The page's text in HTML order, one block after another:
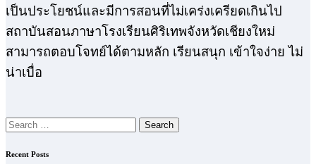
เป็นประโยชน์และมีการสอนที่ไม่เคร่งเครียดเกินไป
สถาบันสอนภาษาโรงเรียนศิริเทพจังหวัดเชียงใหม่
สามารถตอบโจทย์ได้ตามหลัก เรียนสนุก เข้าใจง่าย ไม่
น่าเบื่อ
Search
for:
Recent Posts